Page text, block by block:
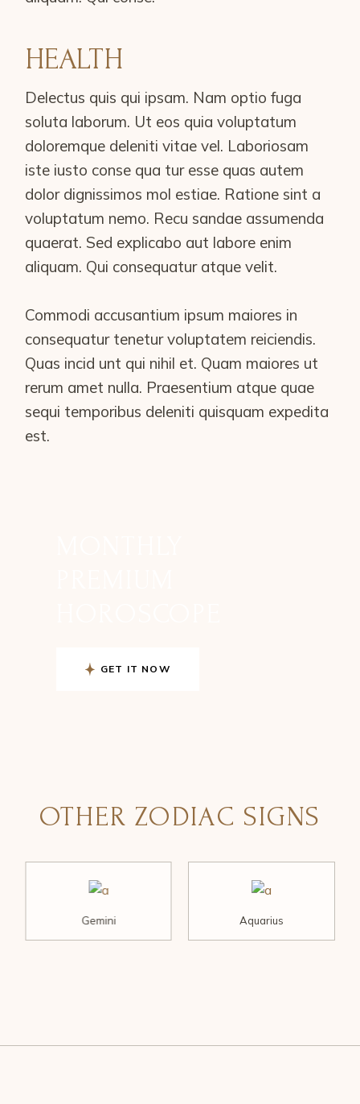
HEALTH
Delectus quis qui ipsam. Nam optio fuga
soluta laborum. Ut eos quia voluptatum
doloremque deleniti vitae vel. Laboriosam
iste iusto conse qua tur esse quas autem
dolor dignissimos mol estiae. Ratione sint a
voluptatum nemo. Recu sandae assumenda
quaerat. Sed explicabo aut labore enim
aliquam. Qui consequatur atque velit.
Commodi accusantium ipsum maiores in
consequatur tenetur voluptatem reiciendis.
Quas incid unt qui nihil et. Quam maiores ut
rerum amet nulla. Praesentium atque quae
sequi temporibus deleniti quisquam expedita
est.
GET IT NOW
OTHER ZODIAC SIGNS
Gemini Aquarius